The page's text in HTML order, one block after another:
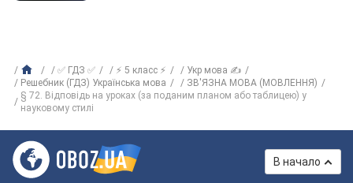
✅ ГДЗ ✅ ⚡ 5 класс ⚡
Укр мова ✍
Решебник (ГДЗ) Українська мова
ЗВ'ЯЗНА МОВА (МОВЛЕННЯ)
§ 72. Відповідь на уроках (за поданим планом або таблицею) у
науковому стилі
В начало